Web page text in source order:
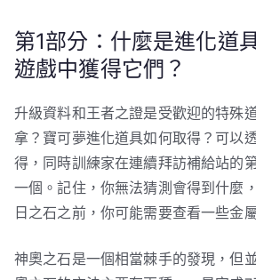
第1部分：什麼是進化道
遊戲中獲得它們？
升級資料和王者之證是受歡迎的特殊
拿？寶可夢進化道具如何取得？可以
得，同時訓練家在連續拜訪補給站的
一個。記住，你無法猜測會得到什麼
日之石之前，你可能需要查看一些金
神奧之石是一個相當棘手的發現，但